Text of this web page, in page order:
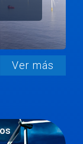
Ver más